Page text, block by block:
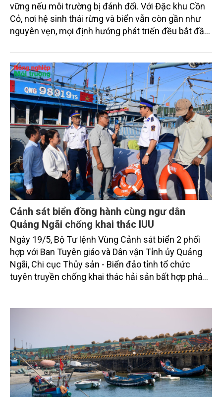
vững nếu môi trường bị đánh đổi. Với Đặc khu Cồn
Cỏ, nơi hệ sinh thái rừng và biển vẫn còn gần như
nguyên vẹn, mọi định hướng phát triển đều bắt đầu
giữ “con ngươi” của mắt mình. Từ kiểm soát rác
thải, bảo vệ rạn san hô đến tổ chức không gian du
lịch sinh thái, Cồn Cỏ đang lựa chọn một hướng đi
thận trọng nhưng có chiều sâu, đặt tăng trưởng
kinh tế trong mối quan hệ chặt chẽ với bảo tồn
thiên nhiên, gìn giữ hệ sinh thái và bảo đảm quốc
phòng – an ninh.
Cảnh sát biển đồng hành cùng ngư dân
Quảng Ngãi chống khai thác IUU
Ngày 19/5, Bộ Tư lệnh Vùng Cảnh sát biển 2 phối
hợp với Ban Tuyên giáo và Dân vận Tỉnh ủy Quảng
Ngãi, Chi cục Thủy sản - Biển đảo tỉnh tổ chức
tuyên truyền chống khai thác hải sản bất hợp pháp
phường Sa Huỳnh.